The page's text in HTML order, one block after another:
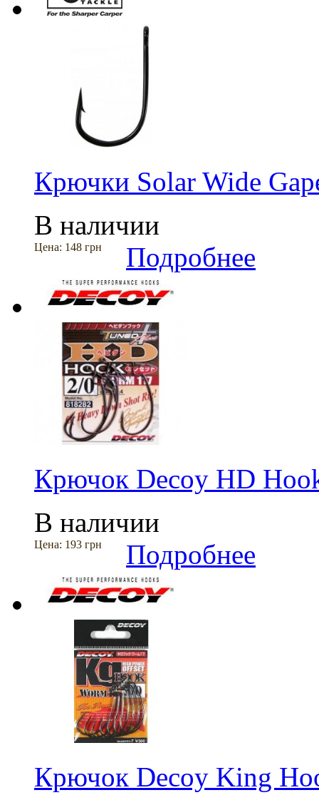
Крючки Solar Wide
В наличии
Цена: 148 грн Подробнее
Крючок Decoy HD
В наличии
Цена: 193 грн Подробнее
Крючок Decoy King